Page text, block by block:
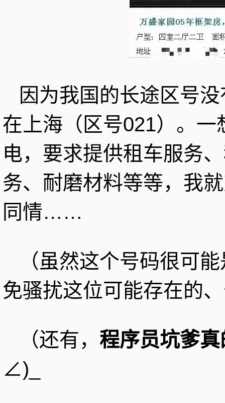
因为我国的长途区号
在上海（区号021）。
电，要求提供租车服务
务、耐磨材料等等，我
同情……
（虽然这个号码很可
免骚扰这位可能存在的
（还有， 程序员坑爹
∠)_